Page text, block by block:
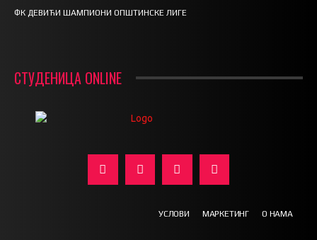
ФК ДЕВИЋИ ШАМПИОНИ ОПШТИНСКЕ ЛИГЕ
СТУДЕНИЦА ONLINE
УСЛОВИ МАРКЕТИНГ О НАМА